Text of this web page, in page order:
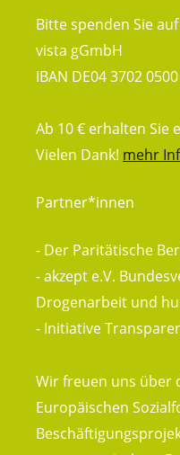
Bitte spenden Sie
vista gGmbH
IBAN DE04 3702
Ab 10 € erhalten Sie
Vielen Dank! mehr
Partner*innen
- Der Paritätische
- akzept e.V.
Drogenarbeit und
- Initiative
Wir freuen uns über
Europäischen